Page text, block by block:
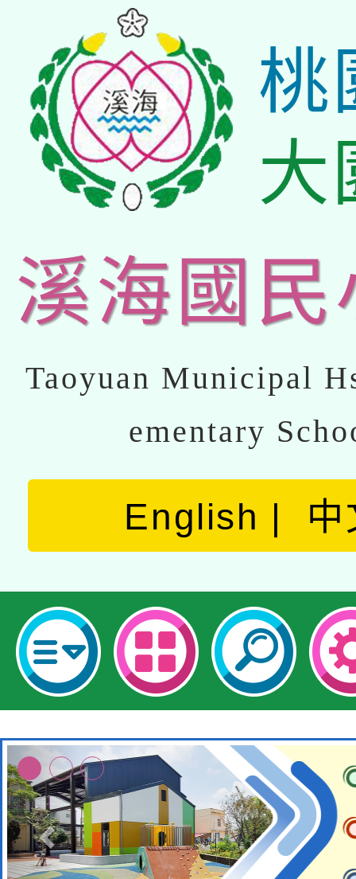
桃
大
溪海國民
Taoyuan Municipal
ementary
English 中